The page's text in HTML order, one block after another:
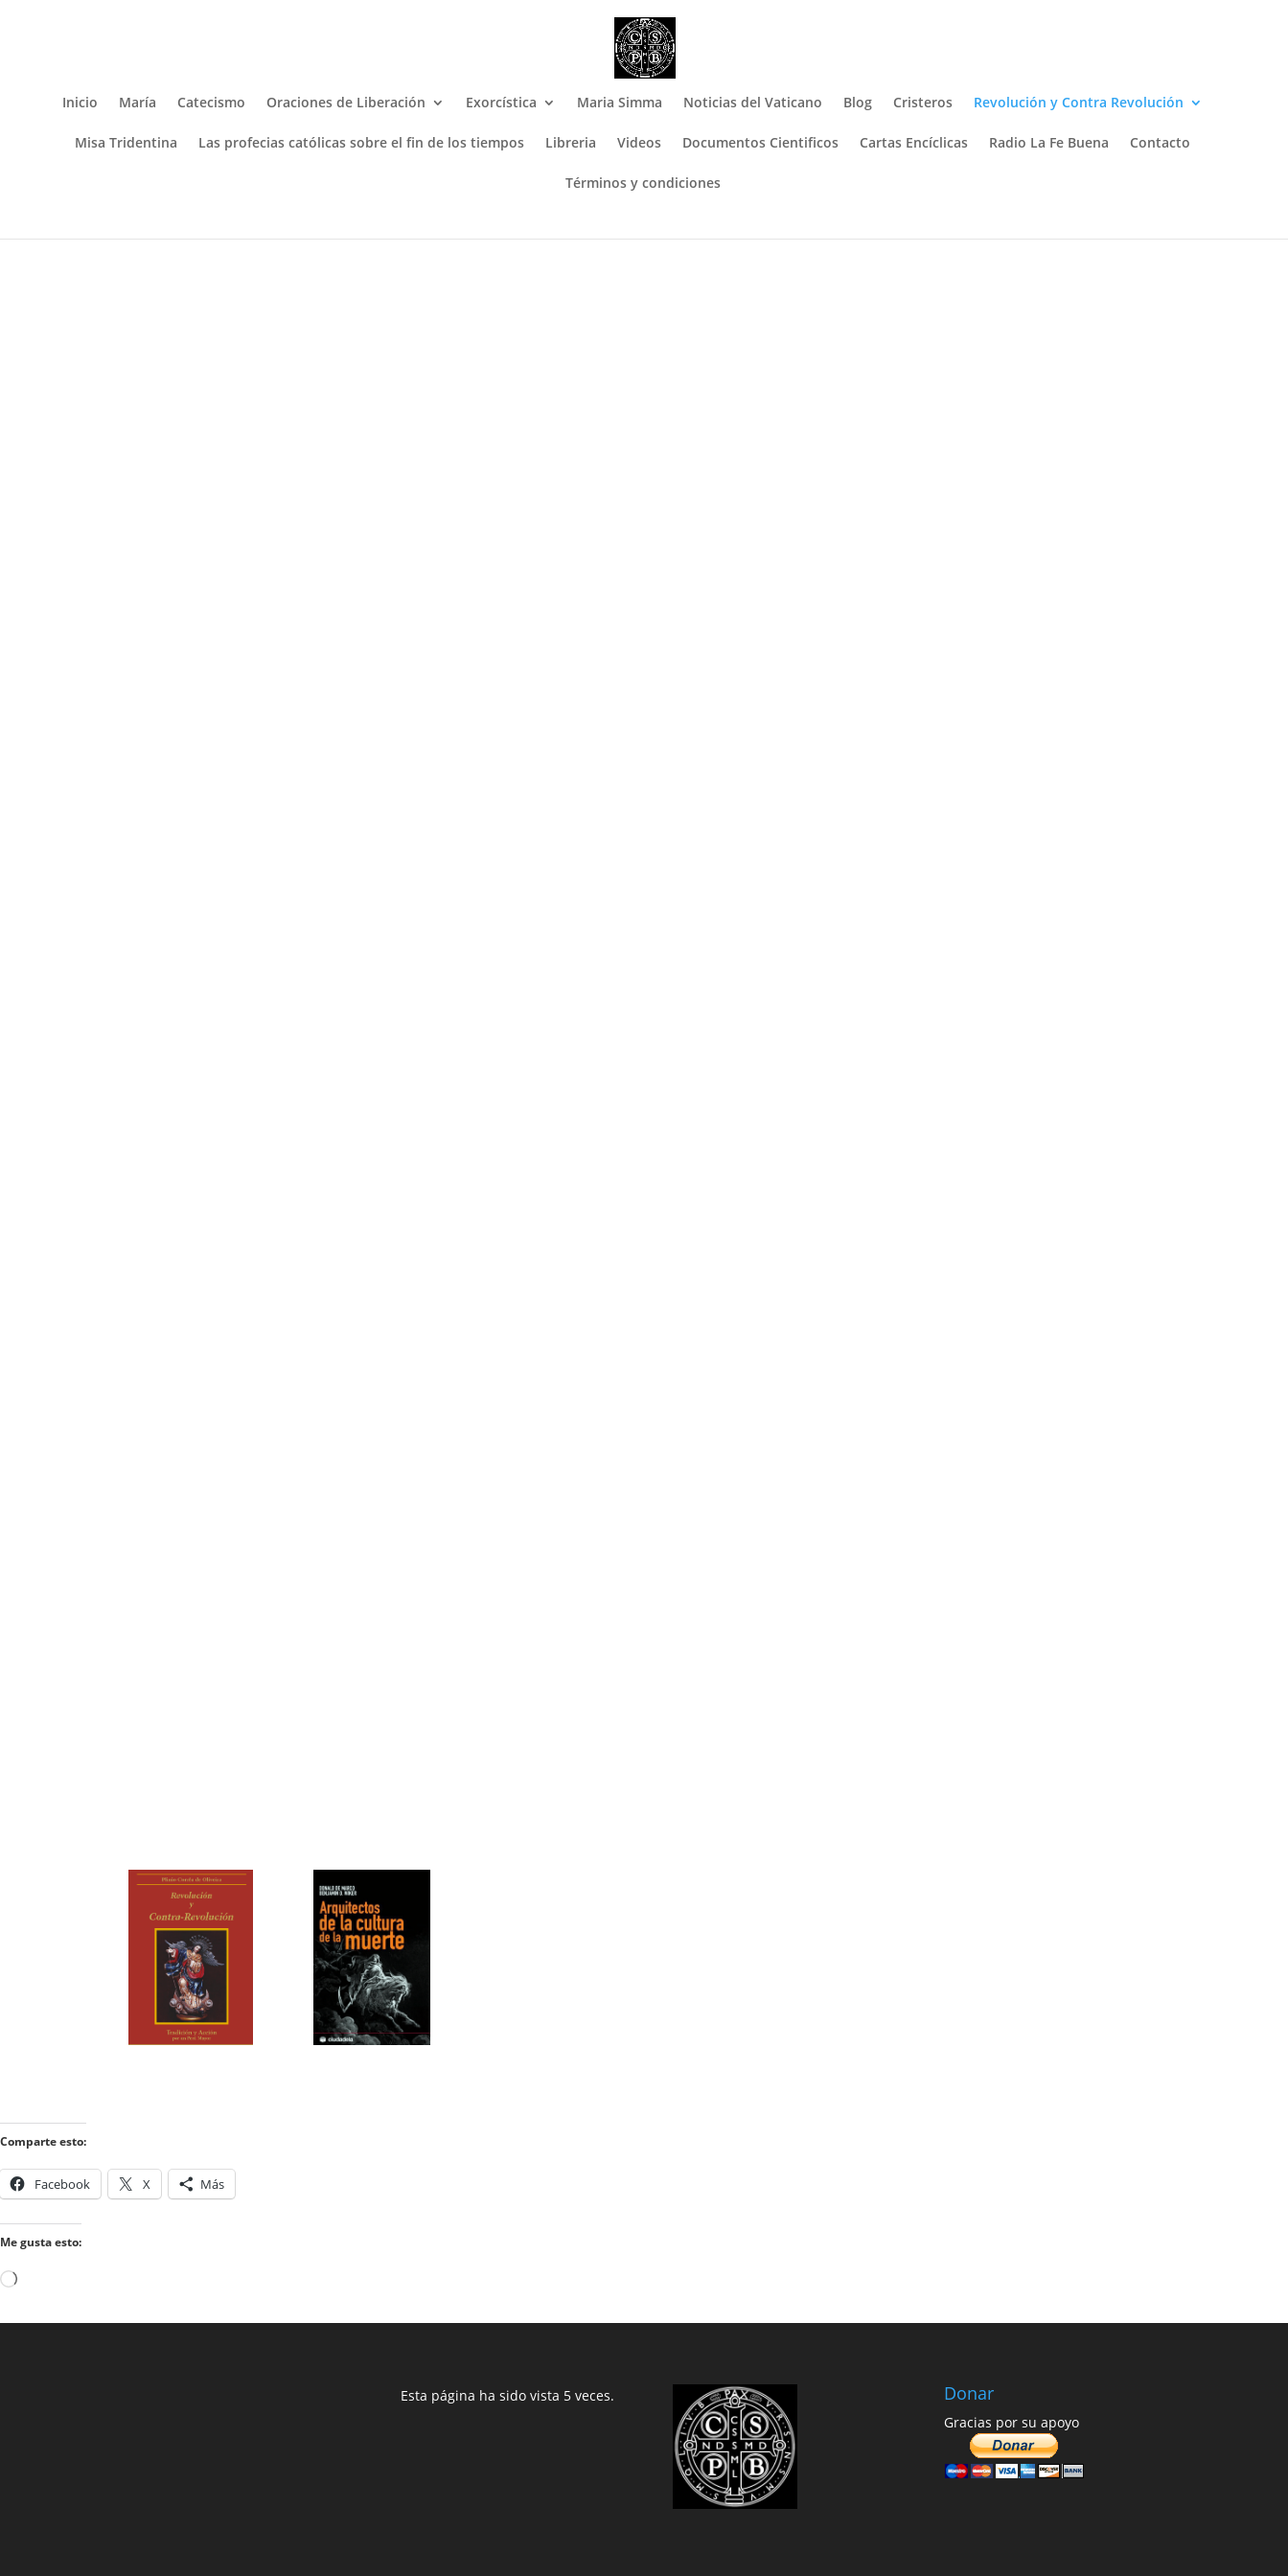
Inicio María Catecismo Oraciones de Liberación Exorcística Maria Simma Noticias del Vaticano Blog Cristeros Revolución y Contra Revolución
Misa Tridentina Las profecias católicas sobre el fin de los tiempos Libreria Videos Documentos Cientificos Cartas Encíclicas Radio La Fe Buena Contacto
Términos y condiciones
Comparte esto:
Facebook X Más
Me gusta esto:
Cargando...
Esta página ha sido vista 5 veces. Donar
Gracias por su apoyo